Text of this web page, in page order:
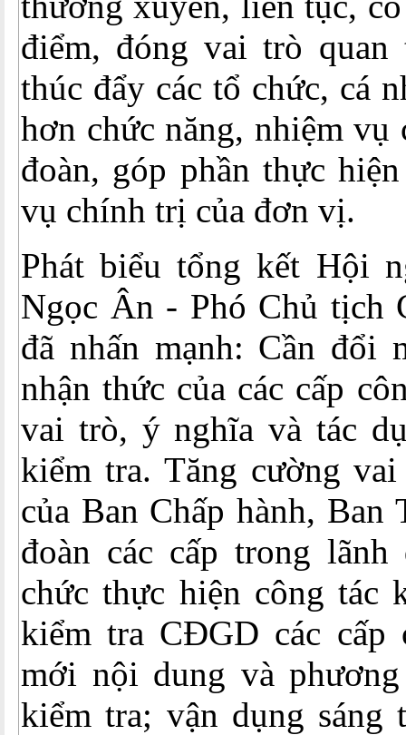
điểm, đóng vai trò quan
thúc đẩy các tổ chức, cá
hơn chức năng, nhiệm vụ
đoàn, góp phần thực
vụ chính trị của đơn vị.
Phát biểu tổng kết Hội
Ngọc Ân - Phó Chủ tịch
đã nhấn mạnh: Cần đổi
nhận thức của các cấp
vai trò, ý nghĩa và tác
kiểm tra. Tăng cường
của Ban Chấp hành, Ban
đoàn các cấp trong
chức thực hiện công tác
kiểm tra CĐGD các cấp
mới nội dung và
kiểm tra; vận dụng sáng